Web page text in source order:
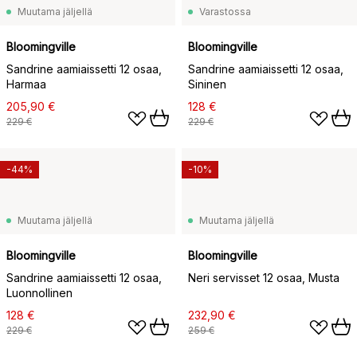
Muutama jäljellä
Bloomingville
Sandrine aamiaissetti 12 osaa,
Harmaa
205,90 €
229 €
Varastossa
Bloomingville
Sandrine aamiaissetti 12 osaa,
Sininen
128 €
229 €
Muutama jäljellä
Bloomingville
Sandrine aamiaissetti 12 osaa,
Luonnollinen
128 €
229 €
-44%
Muutama jäljellä
Bloomingville
Neri servisset 12 osaa, Musta
232,90 €
259 €
-10%